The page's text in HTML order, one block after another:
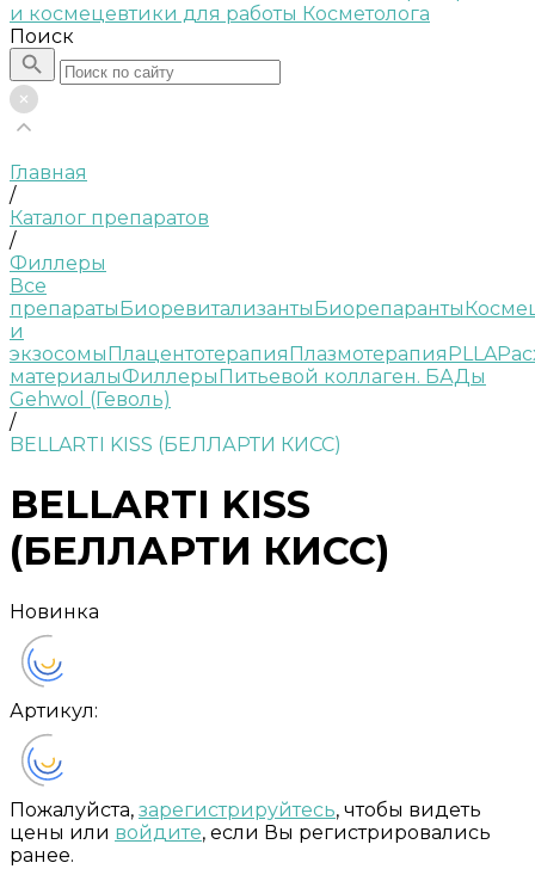
Поиск
Главная
/
Каталог препаратов
/
Филлеры
Все
препаратыБиоревитализантыБиорепаранты
и
экзосомыПлацентотерапияПлазмотерапияPLLA
материалыФиллерыПитьевой коллаген. БАДы
Gehwol (Геволь)
/
BELLARTI KISS (БЕЛЛАРТИ КИСС)
BELLARTI KISS
(БЕЛЛАРТИ КИСС)
Новинка
Артикул:
Пожалуйста, зарегистрируйтесь, чтобы видеть
цены или войдите, если Вы регистрировались
ранее.